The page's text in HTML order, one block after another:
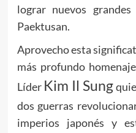
lograr nuevos
Paektusan.
Aprovecho esta
más profundo
Líder Kim Il Sung
dos guerras
imperios japonés y